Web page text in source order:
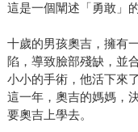
這是一個闡述「勇敢」的
十歲的男孩奧吉，擁有
陷，導致臉部殘缺，並
小小的手術，他活下來
這一年，奧吉的媽媽，
要奧吉上學去。